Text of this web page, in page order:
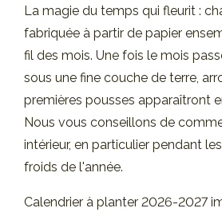
La magie du temps qui fleurit :
fabriquée à partir de papier
fil des mois. Une fois le mois
sous une fine couche de terre,
premières pousses apparaîtront
Nous vous conseillons de
intérieur, en particulier pendant
froids de l'année.
Calendrier à planter 2026-2027